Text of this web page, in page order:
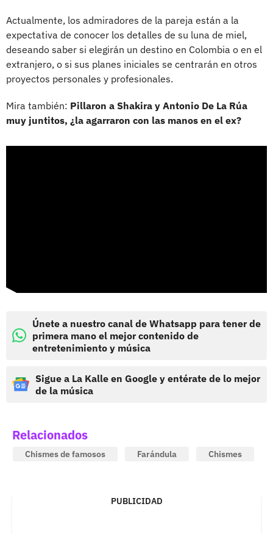
Actualmente, los admiradores de la pareja están a la
expectativa de conocer los detalles de su luna de miel,
deseando saber si elegirán un destino en Colombia o en el
extranjero, o si sus planes iniciales se centrarán en otros
proyectos personales y profesionales.
Mira también: Pillaron a Shakira y Antonio De La Rúa
muy juntitos, ¿la agarraron con las manos en el ex?
Únete a nuestro canal de Whatsapp para tener de
primera mano el mejor contenido de
entretenimiento y música
Sigue a La Kalle en Google y entérate de lo mejor
de la música
Relacionados
Chismes de famosos Farándula Chismes
PUBLICIDAD